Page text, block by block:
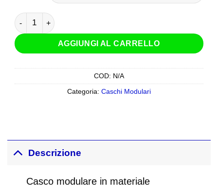
Casco Modulare Kappa KV50 Escalade Grigio Nero Opaco
AGGIUNGI AL CARRELLO
COD: N/A
Categoria: Caschi Modulari
Descrizione
Casco modulare in materiale